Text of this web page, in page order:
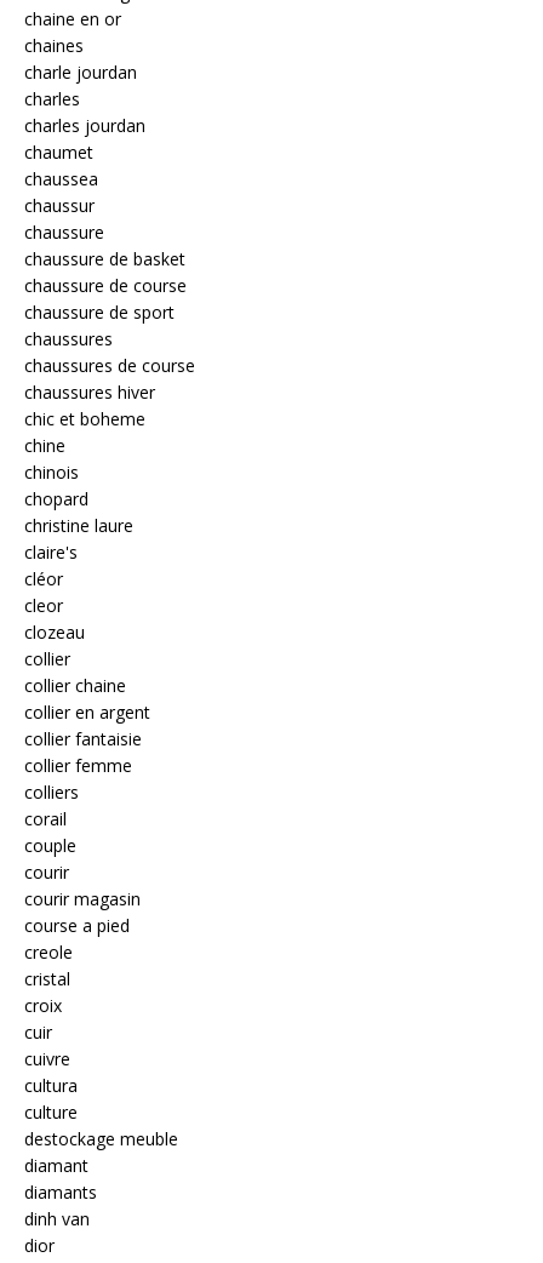
chaine en or
chaines
charle jourdan
charles
charles jourdan
chaumet
chaussea
chaussur
chaussure
chaussure de basket
chaussure de course
chaussure de sport
chaussures
chaussures de course
chaussures hiver
chic et boheme
chine
chinois
chopard
christine laure
claire's
cléor
cleor
clozeau
collier
collier chaine
collier en argent
collier fantaisie
collier femme
colliers
corail
couple
courir
courir magasin
course a pied
creole
cristal
croix
cuir
cuivre
cultura
culture
destockage meuble
diamant
diamants
dinh van
dior